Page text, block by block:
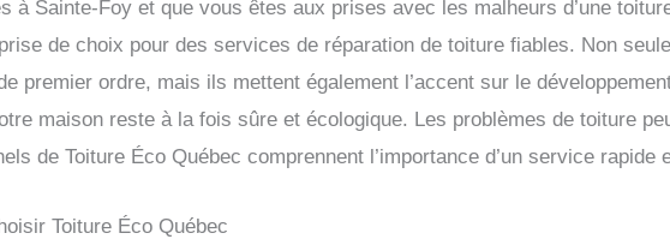
à Sainte-Foy et que vous êtes aux prises avec les malheurs d’une
de choix pour des services de réparation de toiture fiables. Non
premier ordre, mais ils mettent également l’accent sur le
maison reste à la fois sûre et écologique. Les problèmes de toiture
de Toiture Éco Québec comprennent l’importance d’un service rapide
Toiture Éco Québec